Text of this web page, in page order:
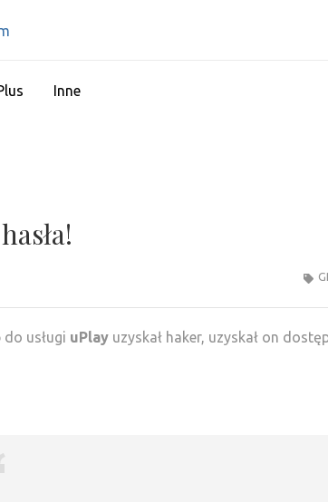
RECENZJE,
Inne
usługi uPlay uzyskał haker, uzyskał on